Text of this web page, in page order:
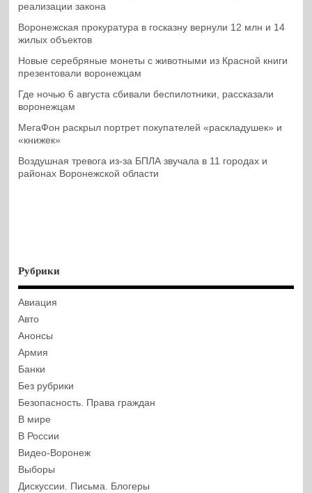
реализации закона
Воронежская прокуратура в госказну вернули 12 млн и 14
жилых объектов
Новые серебряные монеты с животными из Красной книги
презентовали воронежцам
Где ночью 6 августа сбивали беспилотники, рассказали
воронежцам
МегаФон раскрыл портрет покупателей «раскладушек» и
«книжек»
Воздушная тревога из-за БПЛА звучала в 11 городах и
районах Воронежской области
Рубрики
Авиация
Авто
Анонсы
Армия
Банки
Без рубрики
Безопасность. Права граждан
В мире
В России
Видео-Воронеж
Выборы
Дискуссии. Письма. Блогеры